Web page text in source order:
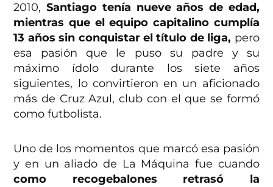
2010,Santiago tenía nueve años de edad,
mientras que el equipo capitalino cumplía
13 años sin conquistar el título de liga, pero
esa pasión que le puso su padre y su
máximo ídolo durante los siete años
siguientes, lo convirtieron en un aficionado
más de Cruz Azul, club con el que se formó
como futbolista.
Uno de los momentos que marcó esa pasión
y en un aliado de La Máquina fue cuando
como recogebalones retrasó la